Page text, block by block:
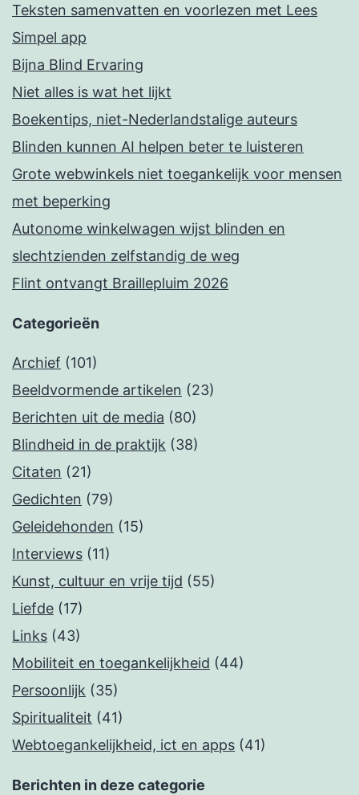
Teksten samenvatten en voorlezen met Lees
Simpel app
Bijna Blind Ervaring
Niet alles is wat het lijkt
Boekentips, niet-Nederlandstalige auteurs
Blinden kunnen AI helpen beter te luisteren
Grote webwinkels niet toegankelijk voor mensen
met beperking
Autonome winkelwagen wijst blinden en
slechtzienden zelfstandig de weg
Flint ontvangt Braillepluim 2026
Categorieën
Archief (101)
Beeldvormende artikelen (23)
Berichten uit de media (80)
Blindheid in de praktijk (38)
Citaten (21)
Gedichten (79)
Geleidehonden (15)
Interviews (11)
Kunst, cultuur en vrije tijd (55)
Liefde (17)
Links (43)
Mobiliteit en toegankelijkheid (44)
Persoonlijk (35)
Spiritualiteit (41)
Webtoegankelijkheid, ict en apps (41)
Berichten in deze categorie